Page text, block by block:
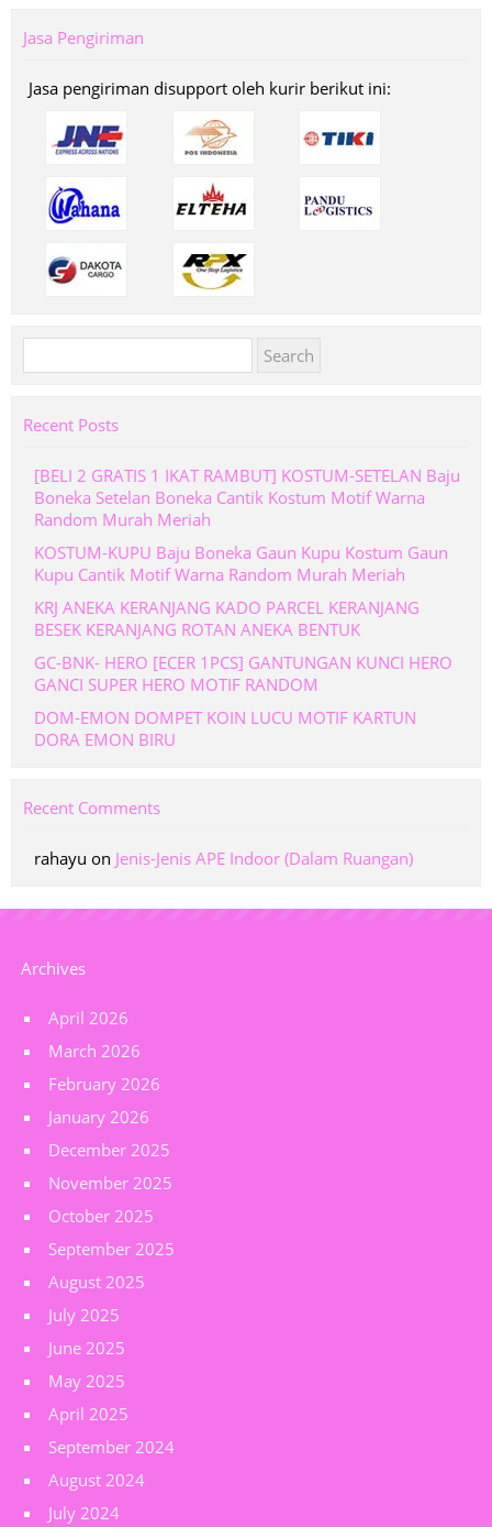
Jasa Pengiriman
Jasa pengiriman disupport oleh kurir berikut ini:
for:
Recent Posts
[BELI 2 GRATIS 1 IKAT RAMBUT] KOSTUM-SETELAN Baju
Boneka Setelan Boneka Cantik Kostum Motif Warna
Random Murah Meriah
KOSTUM-KUPU Baju Boneka Gaun Kupu Kostum Gaun
Kupu Cantik Motif Warna Random Murah Meriah
KRJ ANEKA KERANJANG KADO PARCEL KERANJANG
BESEK KERANJANG ROTAN ANEKA BENTUK
GC-BNK- HERO [ECER 1PCS] GANTUNGAN KUNCI HERO
GANCI SUPER HERO MOTIF RANDOM
DOM-EMON DOMPET KOIN LUCU MOTIF KARTUN
DORA EMON BIRU
Recent Comments
rahayu on Jenis-Jenis APE Indoor (Dalam Ruangan)
Archives
April 2026
March 2026
February 2026
January 2026
December 2025
November 2025
October 2025
September 2025
August 2025
July 2025
June 2025
May 2025
April 2025
September 2024
August 2024
July 2024